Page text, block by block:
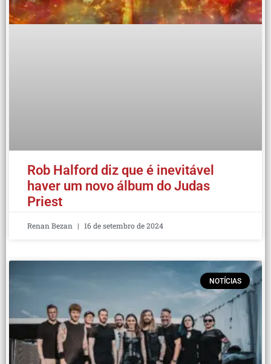
Rob Halford diz que é inevitável
haver um novo álbum do Judas
Priest
Renan Bezan 16 de setembro de 2024
NOTÍCIAS